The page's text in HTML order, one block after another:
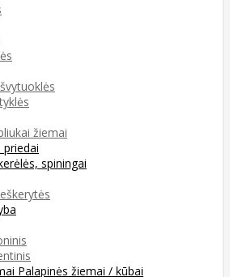
žiemai
priedai
spiningai
Palapinės žiemai / kūbai